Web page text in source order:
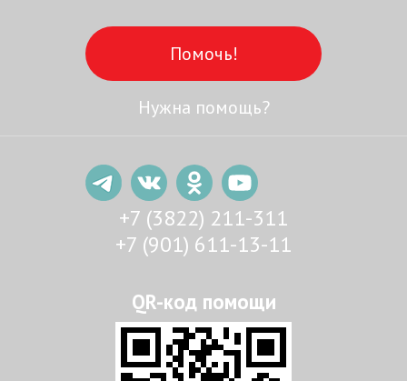
Помочь!
Нужна помощь?
+7 (3822) 211-311
+7 (901) 611-13-11